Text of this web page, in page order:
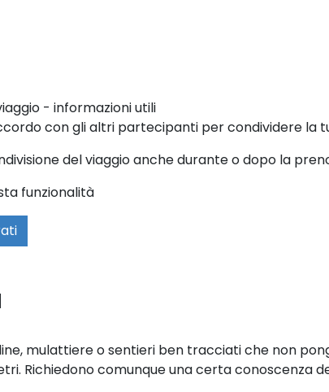
- informazioni utili
con gli altri partecipanti per condividere la
del viaggio anche durante o dopo la
funzionalità
mulattiere o sentieri ben tracciati che non
Richiedono comunque una certa conoscenza